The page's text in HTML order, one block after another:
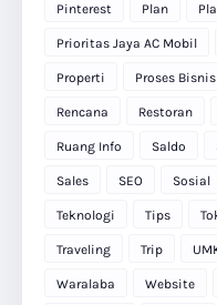
Pinterest Plan
Prioritas Jaya AC Mobil
Properti Proses Bisnis
Rencana Restoran
Ruang Info Saldo
Sales SEO Sosial
Teknologi Tips
Traveling Trip
Waralaba Website